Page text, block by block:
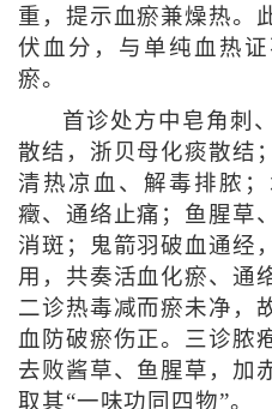
重，提示血瘀兼燥热。
伏血分，与单纯血热
瘀。
首诊处方中皂角刺
散结，浙贝母化痰散结
清热凉血、解毒排脓
癥、通络止痛；鱼腥草
消斑；鬼箭羽破血通经
用，共奏活血化瘀、通
二诊热毒减而瘀未净，
血防破瘀伤正。三诊脓
去败酱草、鱼腥草，加
取其“一味功同四物”。